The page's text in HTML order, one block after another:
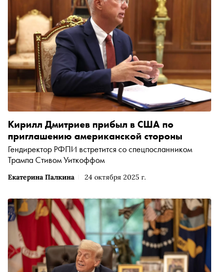
Екатерина Палкина 24 октября 2025 г.
Кирилл Дмитриев прибыл в США по
приглашению американской стороны
Гендиректор РФПИ встретится со спецпосланником
Трампа Стивом Уиткоффом